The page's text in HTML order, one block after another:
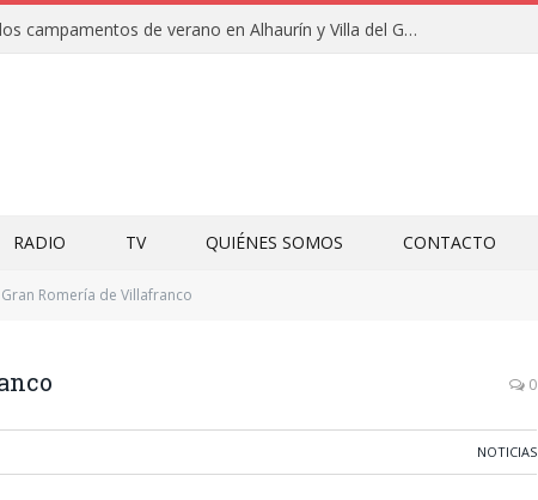
Clausuras de los campamentos de verano en Alhaurín y Villa del Guadalhorce 2026
RADIO TV QUIÉNES SOMOS CONTACTO
Gran Romería de Villafranco
0
NOTICIAS